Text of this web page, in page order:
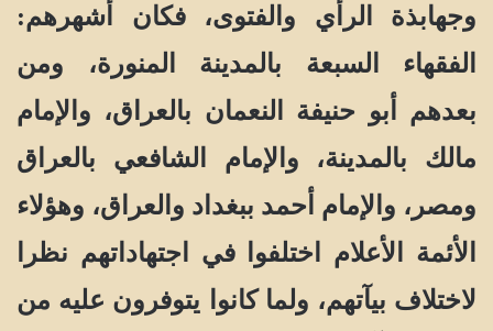
وجهابذة الرأي والفتوى، فكان أشهرهم:
الفقهاء السبعة بالمدينة المنورة، ومن
بعدهم أبو حنيفة النعمان بالعراق، والإمام
مالك بالمدينة، والإمام الشافعي بالعراق
ومصر، والإمام أحمد ببغداد والعراق، وهؤلاء
الأئمة الأعلام اختلفوا في اجتهاداتهم نظرا
لاختلاف بيآتهم، ولما كانوا يتوفرون عليه من